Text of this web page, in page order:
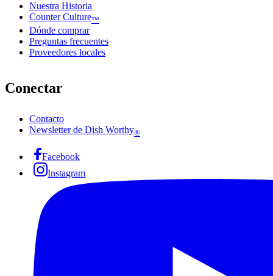
Nuestra Historia
Counter Culture™
Dónde comprar
Preguntas frecuentes
Proveedores locales
Conectar
Contacto
Newsletter de Dish Worthy®
Facebook
Instagram